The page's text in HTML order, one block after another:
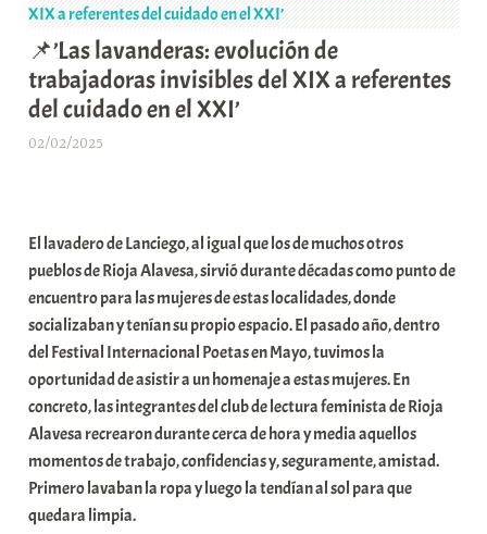
📌’Las lavanderas: evolución de
trabajadoras invisibles del XIX a referentes
del cuidado en el XXI’
02/02/2025
a
r
E
r
r
i
o
x
a
K
o
El lavadero de Lanciego, al igual que los de muchos otros
pueblos de Rioja Alavesa, sirvió durante décadas como punto de
encuentro para las mujeres de estas localidades, donde
socializaban y tenían su propio espacio. El pasado año, dentro
del Festival Internacional Poetas en Mayo, tuvimos la
oportunidad de asistir a un homenaje a estas mujeres. En
concreto, las integrantes del club de lectura feminista de Rioja
Alavesa recrearon durante cerca de hora y media aquellos
momentos de trabajo, confidencias y, seguramente, amistad.
Primero lavaban la ropa y luego la tendían al sol para que
quedara limpia.